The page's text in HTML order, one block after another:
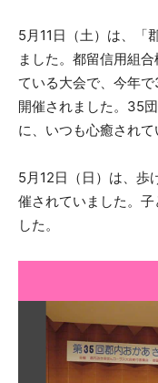
5月11日（土）は、「
ました。都留信用組
ている大会で、今年
開催されました。35
に、いつも心癒されて
5月12日（日）は、歩
催されていました。
した。